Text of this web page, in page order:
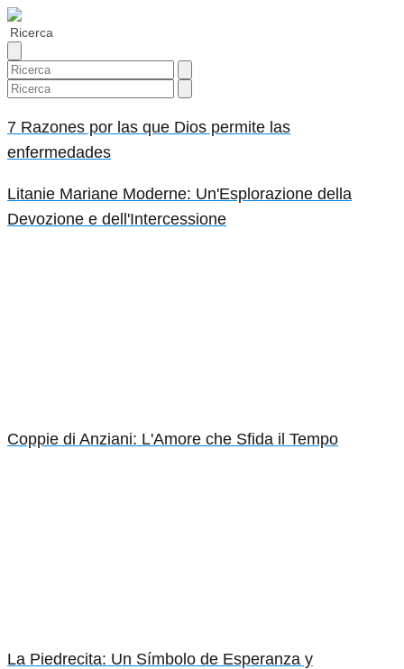
7 Razones por las que Dios permite las
enfermedades
Litanie Mariane Moderne: Un'Esplorazione della
Devozione e dell'Intercessione
Coppie di Anziani: L'Amore che Sfida il Tempo
La Piedrecita: Un Símbolo de Esperanza y